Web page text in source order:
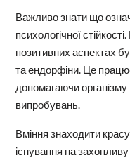
Важливо знати що
психологічної
позитивних аспектах
та ендорфіни. Це
допомагаючи
випробувань.
Вміння знаходити
існування на